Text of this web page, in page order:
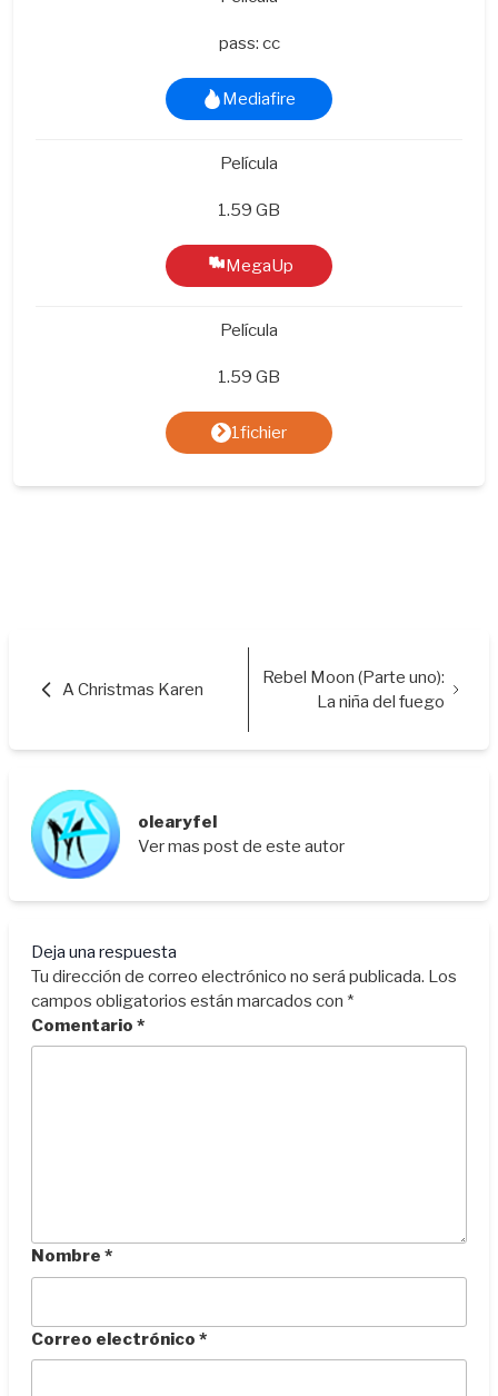
pass: cc
Mediafire
Película
1.59 GB
MegaUp
Película
1.59 GB
1fichier
A Christmas Karen
Rebel Moon (Parte uno):
La niña del fuego
olearyfel
Ver mas post de este autor
Deja una respuesta
Tu dirección de correo electrónico no será publicada. Los
campos obligatorios están marcados con *
Comentario *
Nombre *
Correo electrónico *